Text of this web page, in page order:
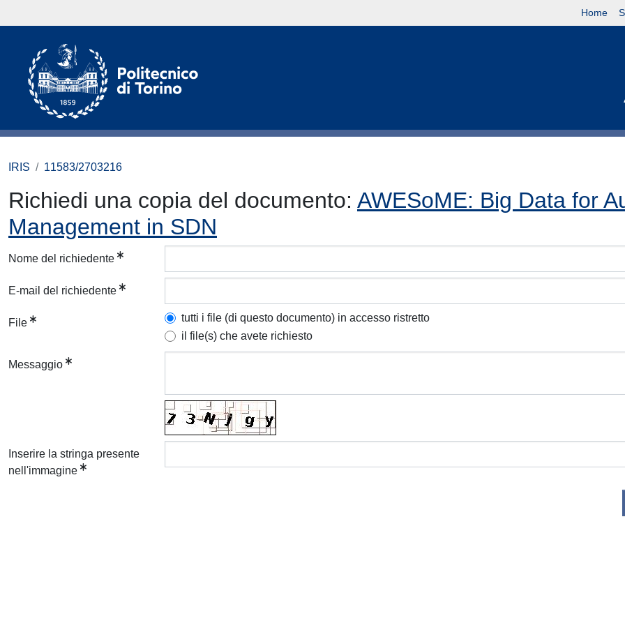
Home
IRIS 11583/2703216
Richiedi una copia del documento: AWESoME: Big Data for
Management in SDN
Nome del richiedente
E-mail del richiedente
File
tutti i file (di questo documento) in accesso ristretto
il file(s) che avete richiesto
Messaggio
Inserire la stringa presente
nell'immagine